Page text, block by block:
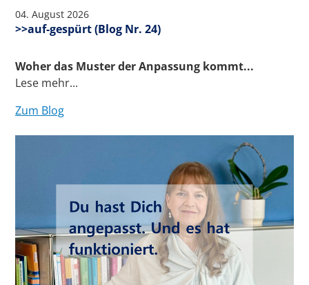
04. August 2026
>>auf-gespürt (Blog Nr. 24)
Woher das Muster der Anpassung kommt...
Lese mehr...
Zum Blog